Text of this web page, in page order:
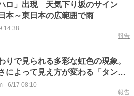
ロ」出現 天気下り坂のサイン
本～東日本の広範囲で雨
14:38
報告
りで見られる多彩な虹色の現象。
によって見え方が変わる「タンジ
ク」
- 6/17 08:10
報告